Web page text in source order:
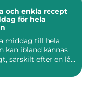
och enkla recept
för hela
middag till hela
kan ibland kännas
särskilt efter en lå...